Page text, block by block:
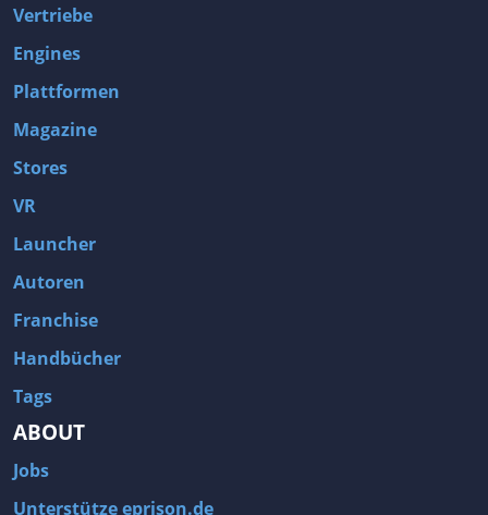
Vertriebe
Engines
Plattformen
Magazine
Stores
VR
Launcher
Autoren
Franchise
Handbücher
Tags
ABOUT
Jobs
Unterstütze eprison.de